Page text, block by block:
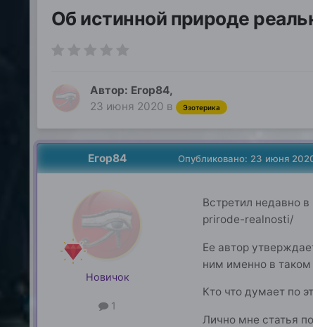
Об истинной природе
Автор: Егор84,
23 июня 2020 в Эзотерика
Егор84
Новичок
1
Опубликовано: 23 июня
Встретил недавно
prirode-realnosti/
Ее автор
ним именно в таком
Кто что думает по
Лично мне статья